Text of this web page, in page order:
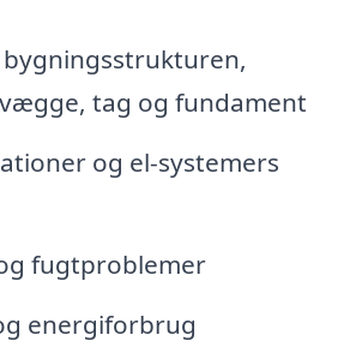
bygningsstrukturen,
tag og fundament
og el-systemers
fugtproblemer
energiforbrug